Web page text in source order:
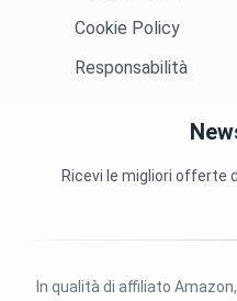
Cookie Policy
Responsabilità
Ricevi le migliori offerte
In qualità di affiliato